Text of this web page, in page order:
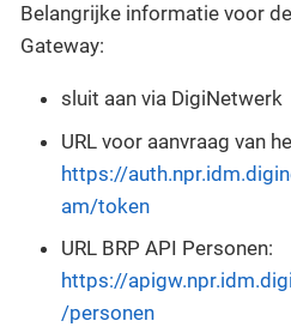
Belangrijke informatie voor
Gateway:
sluit aan via DigiNetwerk
URL voor aanvraag van
https://
am/token
URL BRP API Personen:
https://
/personen